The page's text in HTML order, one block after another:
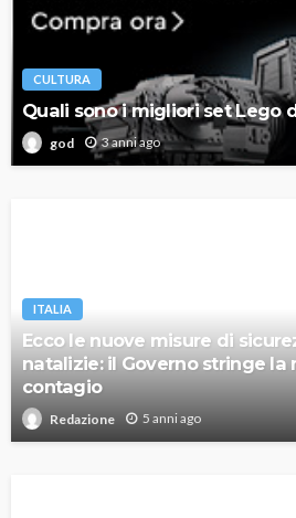
CULTURA
Quali sono i migliori set Lego
god 3 anni ago
ITALIA
Ecco le nuove misure di
natalizie: il Governo stringe la
contagio
Redazione 5 anni ago